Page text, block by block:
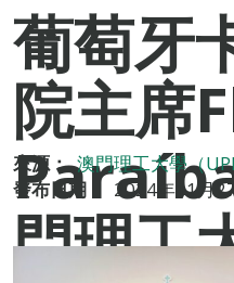
葡萄牙
院主席
門理工
來源： 澳門理工大學（
發布日期： 2024年11月